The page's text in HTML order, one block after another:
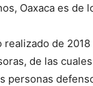
Oaxaca es de
realizado de
de las
personas